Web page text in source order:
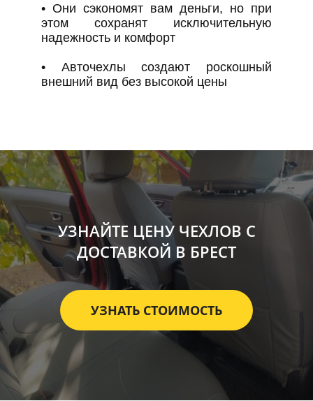
• Они сэкономят вам деньги, но при
этом сохранят исключительную
надежность и комфорт
• Авточехлы создают роскошный
внешний вид без высокой цены
УЗНАЙТЕ ЦЕНУ ЧЕХЛОВ С
ДОСТАВКОЙ В БРЕСТ
УЗНАТЬ СТОИМОСТЬ